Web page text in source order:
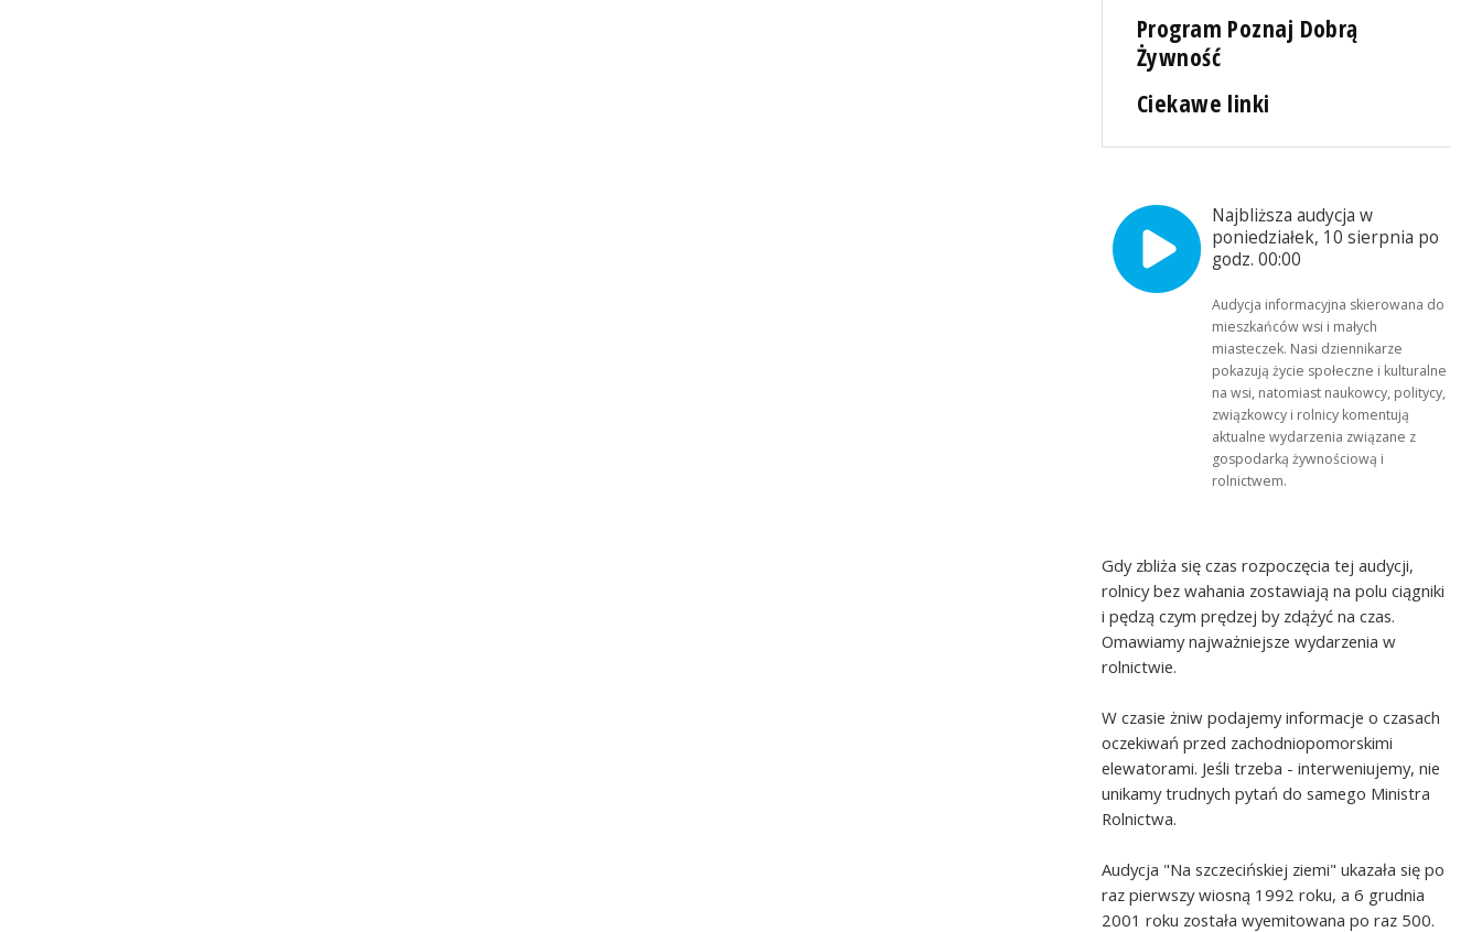
Program Poznaj Dobrą
Żywność
Ciekawe linki
Najbliższa audycja w
poniedziałek, 10 sierpnia po
godz. 00:00
Audycja informacyjna skierowana do
mieszkańców wsi i małych
miasteczek. Nasi dziennikarze
pokazują życie społeczne i kulturalne
na wsi, natomiast naukowcy, politycy,
związkowcy i rolnicy komentują
aktualne wydarzenia związane z
gospodarką żywnościową i
rolnictwem.
Gdy zbliża się czas rozpoczęcia tej audycji,
rolnicy bez wahania zostawiają na polu ciągniki
i pędzą czym prędzej by zdążyć na czas.
Omawiamy najważniejsze wydarzenia w
rolnictwie.
W czasie żniw podajemy informacje o czasach
oczekiwań przed zachodniopomorskimi
elewatorami. Jeśli trzeba - interweniujemy, nie
unikamy trudnych pytań do samego Ministra
Rolnictwa.
Audycja "Na szczecińskiej ziemi" ukazała się po
raz pierwszy wiosną 1992 roku, a 6 grudnia
2001 roku została wyemitowana po raz 500.